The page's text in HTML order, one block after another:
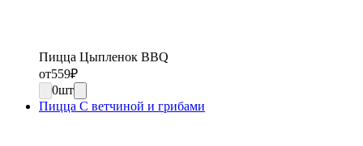
Пицца Цыпленок BBQ
от559₽
0шт
Пицца С ветчиной и грибами